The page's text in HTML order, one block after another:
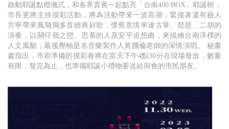
啟動耶誕點燈儀式，和各界貴賓一起點亮「台南400 BOX」耶誕樹，
市長更將主持摸彩活動，將為活動帶來一波高潮；緊接著還有藝人
方寧帶來鳳飛飛多首經典好歌，懷舊意境串連古箏、琵琶、二胡的
演奏，以關仔嶺之戀、思慕的人及安平追想曲，來描繪台南淳樸的
人文風貌；最後壓軸是名音樂製作人黃國倫老師的深情演唱。 秘書
處指出，市府準備的摸彩卷將在當天下午4點30分在現場發放，數量
有限，發完為止，也準備耶誕小禮物要送給與會的市民朋友。